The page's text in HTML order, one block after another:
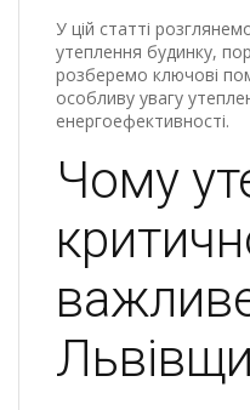
У цій статті
утеплення будинку,
розберемо ключові
особливу увагу
енергоефективності.
Чому